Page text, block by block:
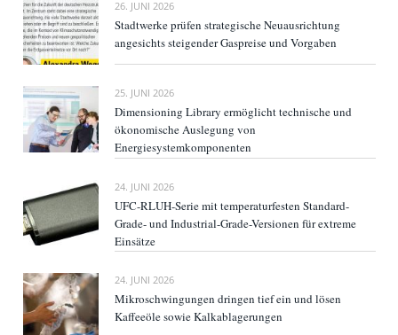
26. JUNI 2026
Stadtwerke prüfen strategische Neuausrichtung
angesichts steigender Gaspreise und Vorgaben
25. JUNI 2026
Dimensioning Library ermöglicht technische und
ökonomische Auslegung von
Energiesystemkomponenten
24. JUNI 2026
UFC-RLUH-Serie mit temperaturfesten Standard-
Grade- und Industrial-Grade-Versionen für extreme
Einsätze
24. JUNI 2026
Mikroschwingungen dringen tief ein und lösen
Kaffeeöle sowie Kalkablagerungen